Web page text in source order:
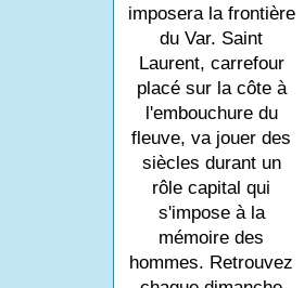
imposera la frontière
du Var. Saint
Laurent, carrefour
placé sur la côte à
l'embouchure du
fleuve, va jouer des
siècles durant un
rôle capital qui
s'impose à la
mémoire des
hommes. Retrouvez